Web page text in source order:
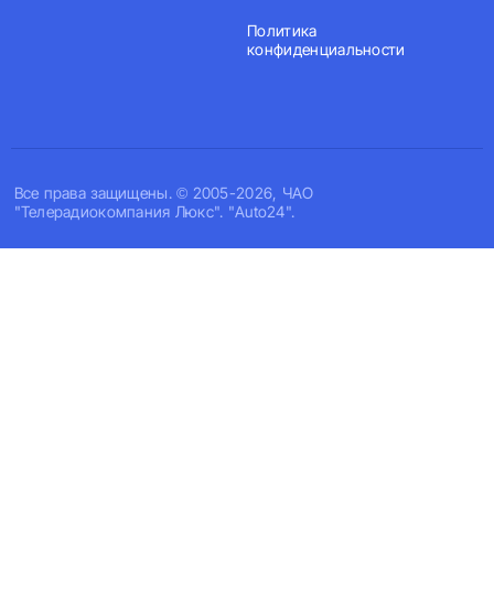
Все права защищены. © 2005-2026, ЧАО
"Телерадиокомпания Люкс". "Auto24".
Политика
конфиденциальности